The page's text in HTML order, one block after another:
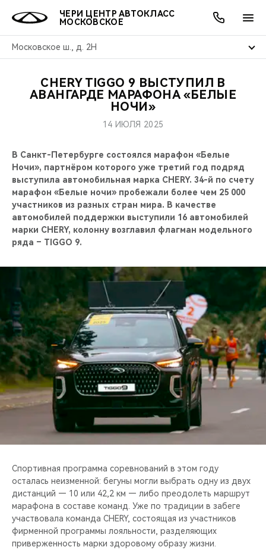
ЧЕРИ ЦЕНТР АВТОКЛАСС
МОСКОВСКОЕ
Московское ш., д. 2Н
МОДЕЛИ
КРОССОВЕРЫ
СЕДАНЫ
НОВИНКИ
ПОКУПАТЕЛЯМ
ВЛАДЕЛЬЦАМ
ПОДДЕРЖКА
CHERY CONNECT
МИР CHERY
CHERY В СОЦСЕТЯХ
ЛЮДИ CHERY
БЛАГОТВОРИТЕЛЬНОСТЬ
CHERY REMOTE
CHERY И СПОРТ
НАШИ МЕРОПРИЯТИЯ
ВИДЕООБЗОРЫ
CHERY ДЛЯ ДЕТЕЙ
АКЦИИ
ОНЛАЙН СЕРВИСЫ
О КОМПАНИИ
CHERY TIGGO 9 ВЫСТУПИЛ В
АВАНГАРДЕ МАРАФОНА «БЕЛЫЕ
НОЧИ»
14 ИЮЛЯ 2025
В Санкт-Петербурге состоялся марафон «Белые
Ночи», партнёром которого уже третий год подряд
выступила автомобильная марка CHERY. 34-й по счету
марафон «Белые ночи» пробежали более чем 25 000
участников из разных стран мира. В качестве
автомобилей поддержки выступили 16 автомобилей
марки CHERY, колонну возглавил флагман модельного
ряда – TIGGO 9.
Спортивная программа соревнований в этом году
осталась неизменной: бегуны могли выбрать одну из двух
дистанций — 10 или 42,2 км — либо преодолеть маршрут
марафона в составе команд. Уже по традиции в забеге
участвовала команда CHERY, состоящая из участников
фирменной программы лояльности, разделяющих
приверженность марки здоровому образу жизни.